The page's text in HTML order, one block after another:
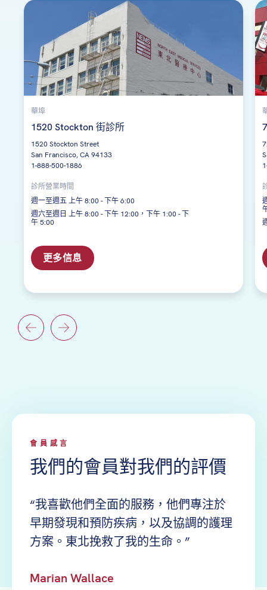
華埠
1520 Stockton 街診所
1520 Stockton Street
San Francisco, CA 94133
1-888-500-1886
診所營業時間
週一至週五 上午 8:00 - 下午 6:00
週六至週日 上午 8:00 - 下午 12:00，下午 1:00 - 下
午 5:00
更多信息
會員感言
我們的會員對我們的評價
“我喜歡他們全面的服務，他們專注於
早期發現和預防疾病，以及協調的護理
方案。東北挽救了我的生命。”
Marian Wallace